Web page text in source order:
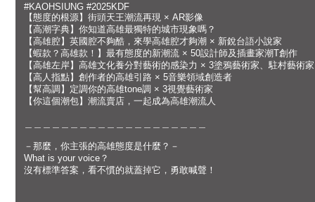
#KAOHSIUNG #2025KDF
【態度的根源】街頭天王潮流再現 × AR影像
【高潮字典】你知道高雄最獨特的城市現象嗎？
【高雄腔】英國腔不夠酷，來學高雄腔才夠潮 × 新銳台語小說家
【蝦款？高雄款！】最有態度的新潮流 × 50設計師及插畫家潮T創作
【高雄左岸】高雄文化養分對藝術的感染力 × 3塗鴉藝術家、駐村藝術家
【高人指點】創作者的高雄引路 × 5音樂領域創造者
【幫高調】定調你的高雄tone調 × 3視覺藝術家
【你這個潮包】潮流賣店，一起成為高雄潮流人
－那麼，你主張的高雄態度是什麼？－
What is your voice？
沒有標準答案，看不慣的就蓋掉它，勇敢喊聲！